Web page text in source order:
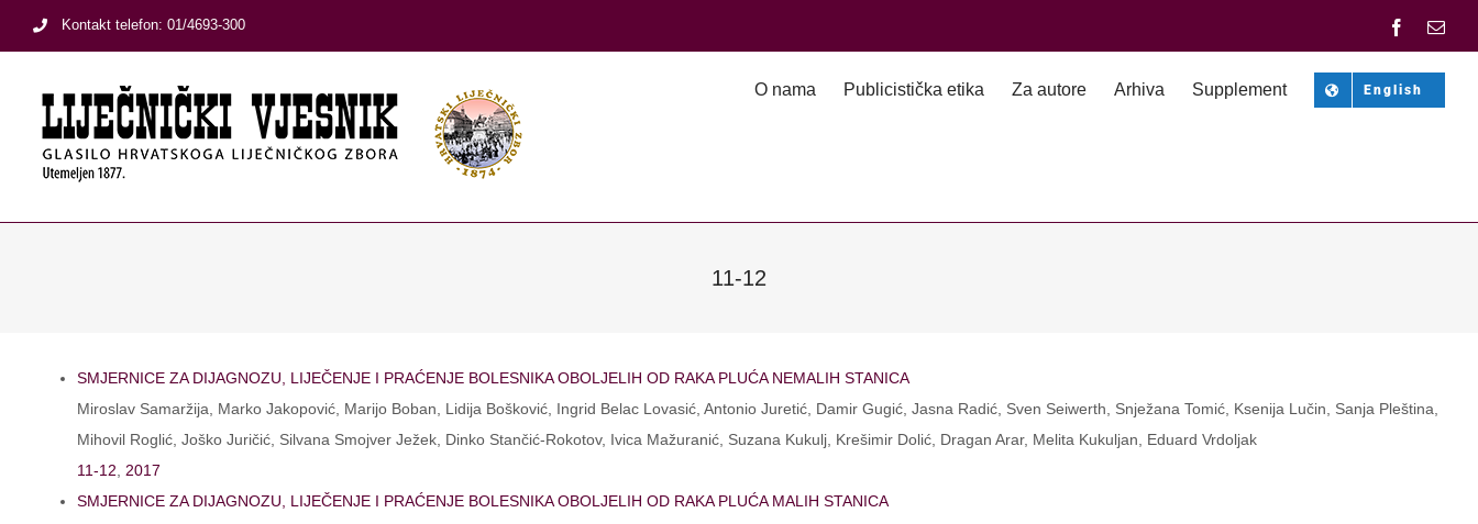
Kontakt telefon: 01/4693-300 Facebook
O nama Publicistička etika Za autore Arhiva Supplement English
11-12
SMJERNICE ZA DIJAGNOZU, LIJEČENJE I PRAĆENJE BOLESNIKA OBOLJELIH OD RAKA PLUĆA NEMALIH STANICA
Miroslav Samaržija, Marko Jakopović, Marijo Boban, Lidija Bošković, Ingrid Belac Lovasić, Antonio Juretić, Damir Gugić, Jasna Radić, Sven Seiwerth, Snježana Tomić, Ksenija Lučin, Sanja Pleština,
Mihovil Roglić, Joško Juričić, Silvana Smojver Ježek, Dinko Stančić-Rokotov, Ivica Mažuranić, Suzana Kukulj, Krešimir Dolić, Dragan Arar, Melita Kukuljan, Eduard Vrdoljak
11-12, 2017
SMJERNICE ZA DIJAGNOZU, LIJEČENJE I PRAĆENJE BOLESNIKA OBOLJELIH OD RAKA PLUĆA MALIH STANICA